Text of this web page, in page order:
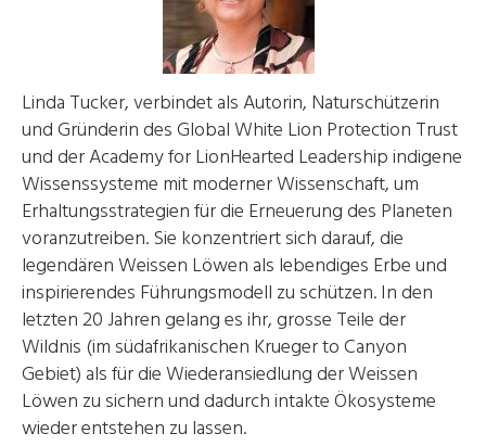
Linda Tucker, verbindet als Autorin, Naturschützerin
und Gründerin des Global White Lion Protection Trust
und der Academy for LionHearted Leadership indigene
Wissenssysteme mit moderner Wissenschaft, um
Erhaltungsstrategien für die Erneuerung des Planeten
voranzutreiben. Sie konzentriert sich darauf, die
legendären Weissen Löwen als lebendiges Erbe und
inspirierendes Führungsmodell zu schützen. In den
letzten 20 Jahren gelang es ihr, grosse Teile der
Wildnis (im südafrikanischen Krueger to Canyon
Gebiet) als für die Wiederansiedlung der Weissen
Löwen zu sichern und dadurch intakte Ökosysteme
wieder entstehen zu lassen.